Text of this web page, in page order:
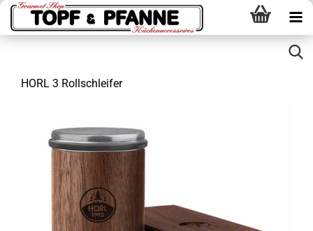
HORL 3 Rollschleifer